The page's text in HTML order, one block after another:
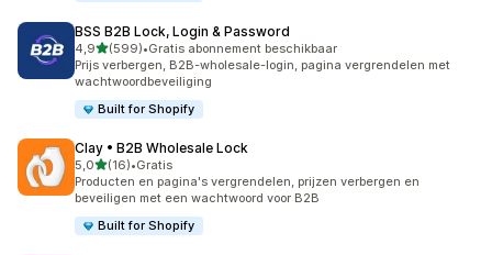
BSS B2B Lock, Login & Password
4,9van 5 sterren
(599)
599 recensies in totaal
•Gratis abonnement beschikbaar
Prijs verbergen, B2B-wholesale-login, pagina vergrendelen met
wachtwoordbeveiliging
Built for Shopify
Clay • B2B Wholesale Lock
5,0van 5 sterren
(16)
16 recensies in totaal
•Gratis
Producten en pagina's vergrendelen, prijzen verbergen en
beveiligen met een wachtwoord voor B2B
Built for Shopify